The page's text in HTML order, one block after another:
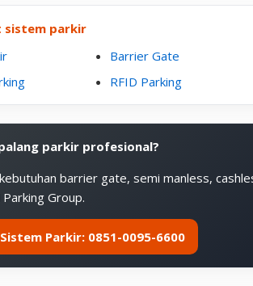
parkir
Barrier Gate
RFID Parking
parkir profesional?
barrier gate, semi manless,
Group.
Parkir: 0851-0095-6600